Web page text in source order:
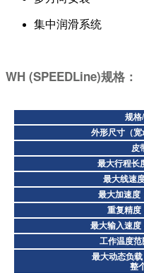
集中润滑系统
WH (SPEEDLine)规格：
规格
外形尺寸（
皮
最大行程长
最大线速
最大加速
重复精
最大输入速度
工作温度范
最大动态负
整